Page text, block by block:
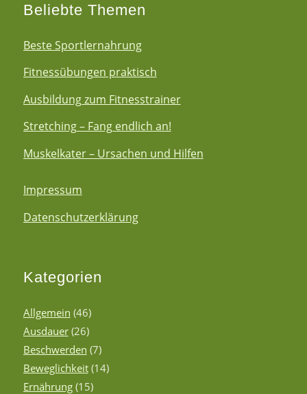
Beliebte Themen
Beste Sportlernahrung
Fitnessübungen praktisch
Ausbildung zum Fitnesstrainer
Stretching – Fang endlich an!
Muskelkater – Ursachen und Hilfen
Impressum
Datenschutzerklärung
Kategorien
Allgemein (46)
Ausdauer(26)
Beschwerden (7)
Beweglichkeit(14)
Ernährung(15)